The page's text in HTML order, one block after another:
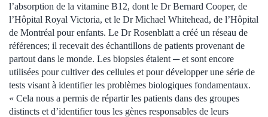
l’absorption de la vitamine B12, dont le Dr Bernard Cooper, de
l’Hôpital Royal Victoria, et le Dr Michael Whitehead, de l’Hôpital
de Montréal pour enfants. Le Dr Rosenblatt a créé un réseau de
références; il recevait des échantillons de patients provenant de
partout dans le monde. Les biopsies étaient ─ et sont encore
utilisées pour cultiver des cellules et pour développer une série de
tests visant à identifier les problèmes biologiques fondamentaux.
« Cela nous a permis de répartir les patients dans des groupes
distincts et d’identifier tous les gènes responsables de leurs